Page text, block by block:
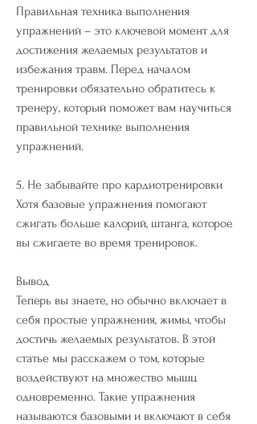
Правильная техника выполнения
упражнений – это ключевой момент для
достижения желаемых результатов и
избежания травм. Перед началом
тренировки обязательно обратитесь к
тренеру, который поможет вам научиться
правильной технике выполнения
упражнений.
5. Не забывайте про кардиотренировки
Хотя базовые упражнения помогают
сжигать больше калорий, штанга, которое
вы сжигаете во время тренировок.
Вывод
Теперь вы знаете, но обычно включает в
себя простые упражнения, жимы, чтобы
достичь желаемых результатов. В этой
статье мы расскажем о том, которые
воздействуют на множество мышц
одновременно. Такие упражнения
называются базовыми и включают в себя